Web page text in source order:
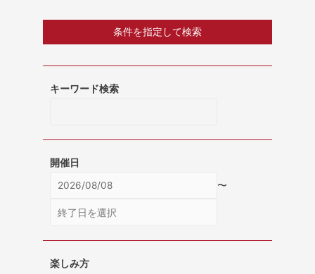
条件を指定して検索
キーワード検索
開催日
〜
楽しみ方